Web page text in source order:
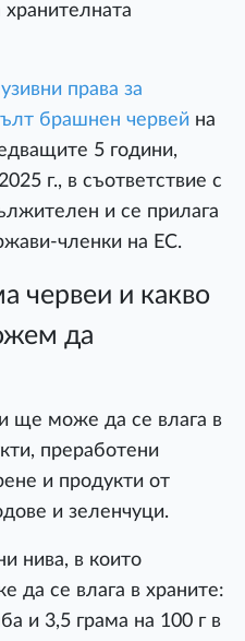
хранителната
права за
брашнен червей на
5 години,
г., в съответствие с
и се прилага
членки на ЕС.
червеи и какво
да
ще може да се влага в
преработени
и продукти от
и зеленчуци.
нива, в които
да се влага в храните:
и 3,5 грама на 100 г в